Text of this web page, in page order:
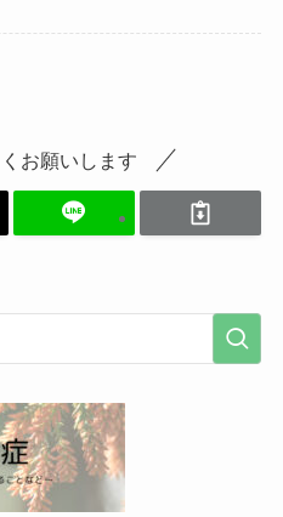
お願いします